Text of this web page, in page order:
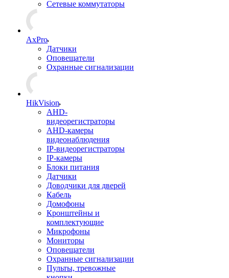
Сетевые коммутаторы
AxPro
Датчики
Оповещатели
Охранные сигнализации
HikVision
AHD-
видеорегистраторы
AHD-камеры
видеонаблюдения
IP-видеорегистраторы
IP-камеры
Блоки питания
Датчики
Доводчики для дверей
Кабель
Домофоны
Кронштейны и
комплектующие
Микрофоны
Мониторы
Оповещатели
Охранные сигнализации
Пульты, тревожные